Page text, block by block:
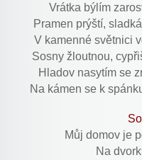
Vrátka býlím
Pramen prýští,
V kamenné světnici
Sosny žloutnou,
Hladov nasytím se
Na kámen se k
Můj domov je
Na